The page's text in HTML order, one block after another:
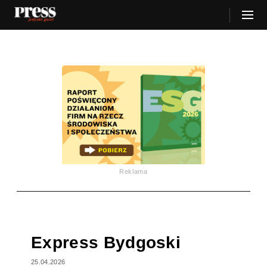
Reklama
Express Bydgoski
25.04.2026